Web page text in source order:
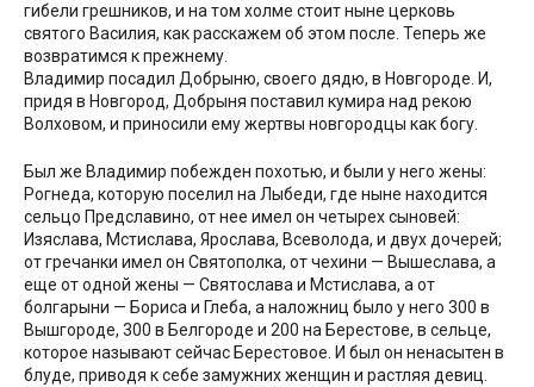
гибели грешников, и на том холме стоит ныне церковь
святого Василия, как расскажем об этом после. Теперь же
возвратимся к прежнему.
Владимир посадил Добрыню, своего дядю, в Новгороде. И,
придя в Новгород, Добрыня поставил кумира над рекою
Волховом, и приносили ему жертвы новгородцы как богу.
Был же Владимир побежден похотью, и были у него жены:
Рогнеда, которую поселил на Лыбеди, где ныне находится
сельцо Предславино, от нее имел он четырех сыновей:
Изяслава, Мстислава, Ярослава, Всеволода, и двух дочерей;
от гречанки имел он Святополка, от чехини — Вышеслава, а
еще от одной жены — Святослава и Мстислава, а от
болгарыни — Бориса и Глеба, а наложниц было у него 300 в
Вышгороде, 300 в Белгороде и 200 на Берестове, в сельце,
которое называют сейчас Берестовое. И был он ненасытен в
блуде, приводя к себе замужних женщин и растляя девиц.